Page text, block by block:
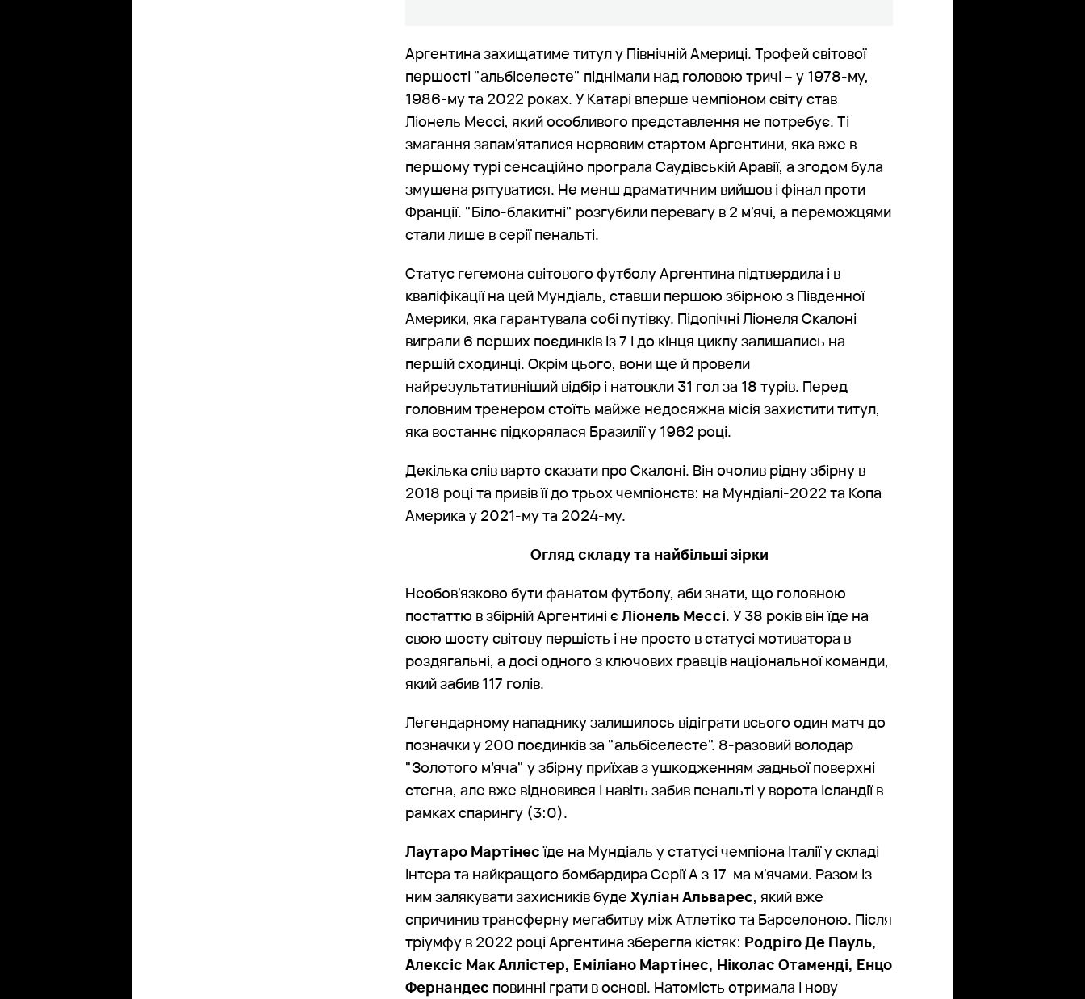
Аргентина захищатиме титул у Північній Америці. Трофей світової
першості "альбіселесте" піднімали над головою тричі – у 1978-му,
1986-му та 2022 роках. У Катарі вперше чемпіоном світу став
Ліонель Мессі, який особливого представлення не потребує. Ті
змагання запам'яталися нервовим стартом Аргентини, яка вже в
першому турі сенсаційно програла Саудівській Аравії, а згодом була
змушена рятуватися. Не менш драматичним вийшов і фінал проти
Франції. "Біло-блакитні" розгубили перевагу в 2 м'ячі, а переможцями
стали лише в серії пенальті.
Статус гегемона світового футболу Аргентина підтвердила і в
кваліфікації на цей Мундіаль, ставши першою збірною з Південної
Америки, яка гарантувала собі путівку. Підопічні Ліонеля Скалоні
виграли 6 перших поєдинків із 7 і до кінця циклу залишались на
першій сходинці. Окрім цього, вони ще й провели
найрезультативніший відбір і натовкли 31 гол за 18 турів. Перед
головним тренером стоїть майже недосяжна місія захистити титул,
яка востаннє підкорялася Бразилії у 1962 році.
Декілька слів варто сказати про Скалоні. Він очолив рідну збірну в
2018 році та привів її до трьох чемпіонств: на Мундіалі-2022 та Копа
Америка у 2021-му та 2024-му.
Огляд складу та найбільші зірки
Необов'язково бути фанатом футболу, аби знати, що головною
постаттю в збірній Аргентині єЛіонель Мессі. У 38 років він їде на
свою шосту світову першість і не просто в статусі мотиватора в
роздягальні, а досі одного з ключових гравців національної команди,
який забив 117 голів.
Легендарному нападнику залишилось відіграти всього один матч до
позначки у 200 поєдинків за "альбіселесте". 8-разовий володар
"Золотого м’яча" у збірну приїхав з ушкодженням задньої поверхні
стегна, але вже відновився і навіть забив пенальті у ворота Ісландії в
рамках спарингу (3:0).
Лаутаро Мартінесїде на Мундіаль у статусі чемпіона Італії у складі
Інтера та найкращого бомбардира Серії А з 17-ма м'ячами. Разом із
ним залякувати захисників будеХуліан Альварес, який вже
спричинив трансферну мегабитву між Атлетіко та Барселоною. Після
тріумфу в 2022 році Аргентина зберегла кістяк: Родріго Де Пауль,
Алексіс Мак Аллістер, Еміліано Мартінес, Ніколас Отаменді, Енцо
Фернандес повинні грати в основі. Натомість отримала і нову